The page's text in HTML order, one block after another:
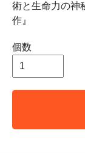
術と生命力の神
作』
個数